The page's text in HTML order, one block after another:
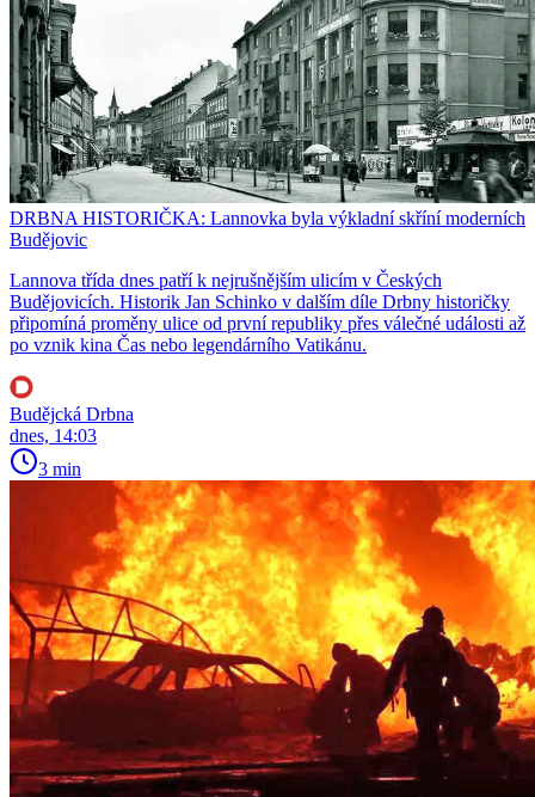
DRBNA HISTORIČKA: Lannovka byla výkladní skříní moderních
Budějovic
Lannova třída dnes patří k nejrušnějším ulicím v Českých
Budějovicích. Historik Jan Schinko v dalším díle Drbny historičky
připomíná proměny ulice od první republiky přes válečné události až
po vznik kina Čas nebo legendárního Vatikánu.
Budějcká Drbna
dnes, 14:03
3 min